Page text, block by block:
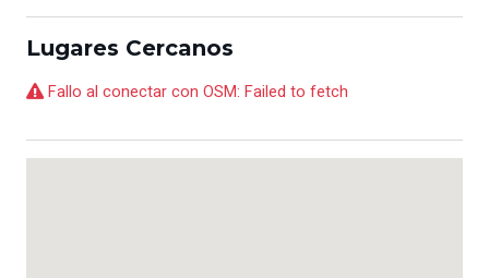
Lugares Cercanos
Fallo al conectar con OSM: Failed to fetch